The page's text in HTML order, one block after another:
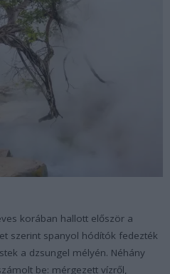
korában hallott először a
szerint spanyol hódítók fedezték
a dzsungel mélyén. Néhány
be: mérgezett vízről,